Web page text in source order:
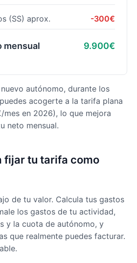
(SS) aprox. -300€
mensual 9.900€
nuevo autónomo, durante los
acogerte a la tarifa plana
en 2026), lo que mejora
neto mensual.
fijar tu tarifa como
de tu valor. Calcula tus gastos
los gastos de tu actividad,
y la cuota de autónomo, y
que realmente puedes facturar.